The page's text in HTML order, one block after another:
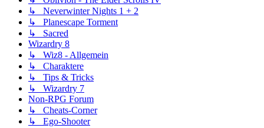
↳ Neverwinter Nights 1 + 2
↳ Planescape Torment
↳ Sacred
Wizardry 8
↳ Wiz8 - Allgemein
↳ Charaktere
↳ Tips & Tricks
↳ Wizardry 7
Non-RPG Forum
↳ Cheats-Corner
↳ Ego-Shooter